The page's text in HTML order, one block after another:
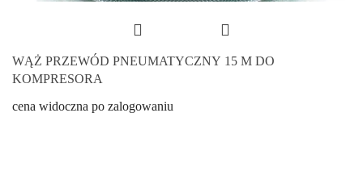
WĄŻ PRZEWÓD PNEUMATYCZNY 15 M DO
KOMPRESORA
cena widoczna po zalogowaniu